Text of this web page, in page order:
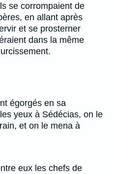
se corrompaient de
en allant après
et se prosterner
dans la même
égorgés en sa
yeux à Sédécias, on le
et on le mena à
eux les chefs de